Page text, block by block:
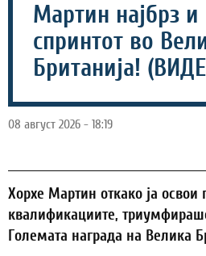
Мартин најбрз и
спринтот во
Британија!
08 август 2026 - 18:19
Хорхе Мартин откако ја освои
квалификациите,
Големата награда на Велика